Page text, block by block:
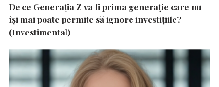
De ce Generația Z va fi prima generație care nu
își mai poate permite să ignore investițiile?
(Investimental)